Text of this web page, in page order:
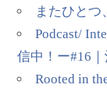
またひとつ
Podcast/
信中！ー#16
Rooted in